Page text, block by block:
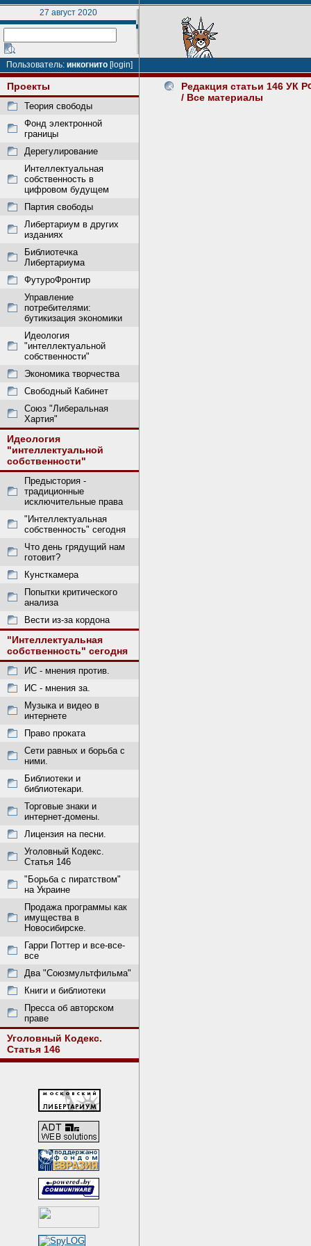
27 август 2020
Пользователь: инкогнито [login]
Проекты
Теория свободы
Фонд электронной
границы
Дерегулирование
Интеллектуальная
собственность в
цифровом будущем
Партия свободы
Либертариум в других
изданиях
Библиотечка
Либертариума
ФутуроФронтир
Управление
потребителями:
бутикизация экономики
Идеология
"интеллектуальной
собственности"
Экономика творчества
Свободный Кабинет
Союз "Либеральная
Хартия"
Идеология
"интеллектуальной
собственности"
Предыстория -
традиционные
исключительные права
"Интеллектуальная
собственность" сегодня
Что день грядущий нам
готовит?
Кунсткамера
Попытки критического
анализа
Вести из-за кордона
"Интеллектуальная
собственность" сегодня
ИС - мнения против.
ИС - мнения за.
Музыка и видео в
интернете
Право проката
Сети равных и борьба с
ними.
Библиотеки и
библиотекари.
Торговые знаки и
интернет-домены.
Лицензия на песни.
Уголовный Кодекс.
Статья 146
"Борьба с пиратством"
на Украине
Продажа программы как
имущества в
Новосибирске.
Гарри Поттер и все-все-
все
Два "Союзмультфильма"
Книги и библиотеки
Пресса об авторском
праве
Уголовный Кодекс.
Статья 146
Редакция статьи 146 УК
/ Все материалы